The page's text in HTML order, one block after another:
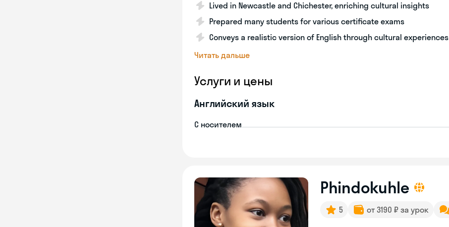
Lived in Newcastle and Chichester, enriching cultural insights
Prepared many students for various certificate exams
Conveys a realistic version of English through cultural experiences
Читать дальше
Услуги и цены
Английский язык
С носителем
Phindokuhle
5 от 3190 ₽ за урок